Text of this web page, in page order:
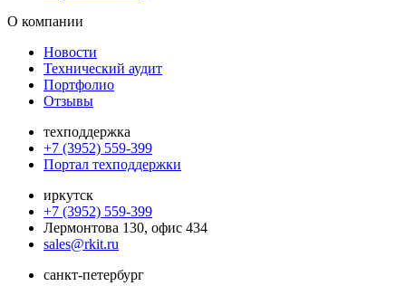
О компании
Новости
Технический аудит
Портфолио
Отзывы
техподдержка
+7 (3952) 559-399
Портал техподдержки
иркутск
+7 (3952) 559-399
Лермонтова 130, офис 434
sales@rkit.ru
санкт-петербург